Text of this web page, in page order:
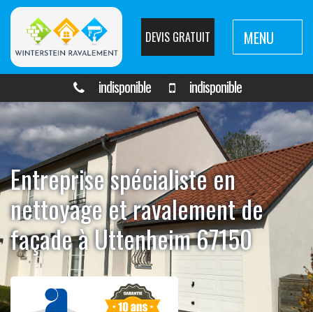
DEVIS GRATUIT MENU
indisponible indisponible
Entreprise spécialiste en
nettoyage et ravalement de
façade à Uttenheim 67150